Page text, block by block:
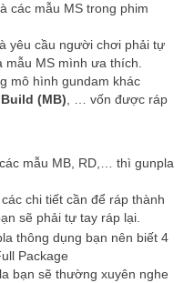
các mẫu MS trong phim
yêu cầu người chơi phải tự
mẫu MS mình ưa thích.
mô hình gundam khác
(MB), … vốn được ráp
mẫu MB, RD,… thì gunpla
chi tiết cần để ráp thành
sẽ phải tự tay ráp lại.
Package
bạn sẽ thường xuyên nghe